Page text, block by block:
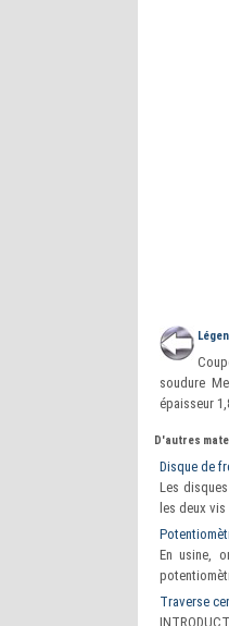
soudure
épaisseur
D'autres
Disque de
Les
les deux
En usine,
Traverse